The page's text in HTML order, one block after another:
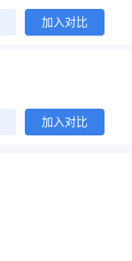
加入对比
加入对比